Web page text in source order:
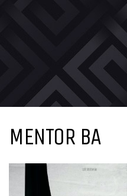
MENTOR BA